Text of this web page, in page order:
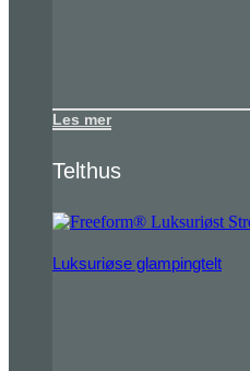
Les mer
Telthus
Luksuriøse glampingtelt